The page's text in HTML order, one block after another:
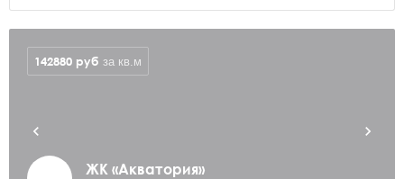
ЖК «Акватория»
142880 руб за кв.м